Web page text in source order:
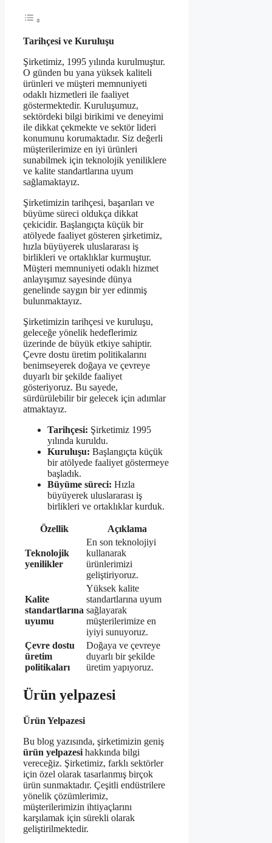
Tarihçesi ve Kuruluşu
Şirketimiz, 1995 yılında kurulmuştur.
O günden bu yana yüksek kaliteli
ürünleri ve müşteri memnuniyeti
odaklı hizmetleri ile faaliyet
göstermektedir. Kuruluşumuz,
sektördeki bilgi birikimi ve deneyimi
ile dikkat çekmekte ve sektör lideri
konumunu korumaktadır. Siz değerli
müşterilerimize en iyi ürünleri
sunabilmek için teknolojik yeniliklere
ve kalite standartlarına uyum
sağlamaktayız.
Şirketimizin tarihçesi, başarıları ve
büyüme süreci oldukça dikkat
çekicidir. Başlangıçta küçük bir
atölyede faaliyet gösteren şirketimiz,
hızla büyüyerek uluslararası iş
birlikleri ve ortaklıklar kurmuştur.
Müşteri memnuniyeti odaklı hizmet
anlayışımız sayesinde dünya
genelinde saygın bir yer edinmiş
bulunmaktayız.
Şirketimizin tarihçesi ve kuruluşu,
geleceğe yönelik hedeflerimiz
üzerinde de büyük etkiye sahiptir.
Çevre dostu üretim politikalarını
benimseyerek doğaya ve çevreye
duyarlı bir şekilde faaliyet
gösteriyoruz. Bu sayede,
sürdürülebilir bir gelecek için adımlar
atmaktayız.
Tarihçesi: Şirketimiz 1995
yılında kuruldu.
Kuruluşu: Başlangıçta küçük
bir atölyede faaliyet göstermeye
başladık.
Büyüme süreci: Hızla
büyüyerek uluslararası iş
birlikleri ve ortaklıklar kurduk.
Özellik Açıklama
Teknolojik
yenilikler
En son teknolojiyi
kullanarak
ürünlerimizi
geliştiriyoruz.
Kalite
standartlarına
uyumu
Yüksek kalite
standartlarına uyum
sağlayarak
müşterilerimize en
iyiyi sunuyoruz.
Çevre dostu
üretim
politikaları
Doğaya ve çevreye
duyarlı bir şekilde
üretim yapıyoruz.
Ürün yelpazesi
Ürün Yelpazesi
Bu blog yazısında, şirketimizin geniş
ürün yelpazesi hakkında bilgi
vereceğiz. Şirketimiz, farklı sektörler
için özel olarak tasarlanmış birçok
ürün sunmaktadır. Çeşitli endüstrilere
yönelik çözümlerimiz,
müşterilerimizin ihtiyaçlarını
karşılamak için sürekli olarak
geliştirilmektedir.